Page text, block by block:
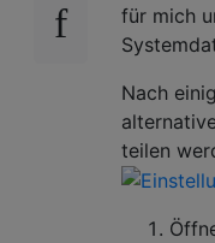
für mich
Nach
teilen